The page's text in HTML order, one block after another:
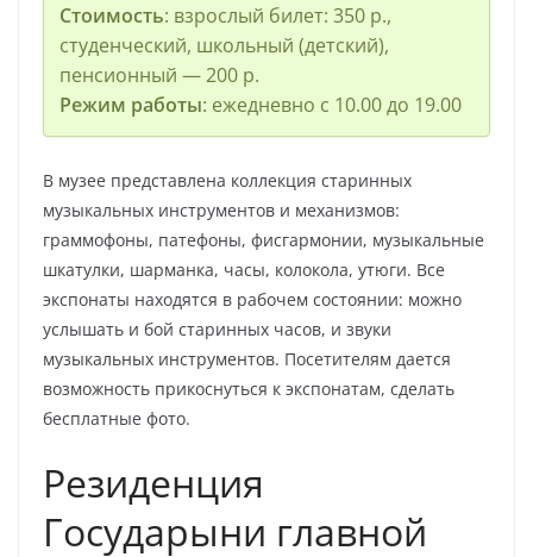
Стоимость: взрослый билет: 350 р.,
студенческий, школьный (детский),
пенсионный — 200 р.
Режим работы: ежедневно с 10.00 до 19.00
В музее представлена коллекция старинных
музыкальных инструментов и механизмов:
граммофоны, патефоны, фисгармонии, музыкальные
шкатулки, шарманка, часы, колокола, утюги. Все
экспонаты находятся в рабочем состоянии: можно
услышать и бой старинных часов, и звуки
музыкальных инструментов. Посетителям дается
возможность прикоснуться к экспонатам, сделать
бесплатные фото.
Резиденция
Государыни главной